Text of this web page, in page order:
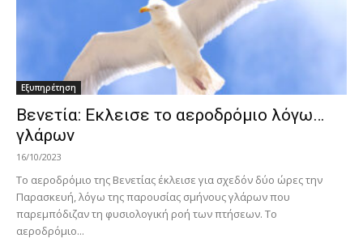
Εξυπηρέτηση
Βενετία: Εκλεισε το αεροδρόμιο λόγω…
γλάρων
16/10/2023
Το αεροδρόμιο της Βενετίας έκλεισε για σχεδόν δύο ώρες την
Παρασκευή, λόγω της παρουσίας σμήνους γλάρων που
παρεμπόδιζαν τη φυσιολογική ροή των πτήσεων. Το
αεροδρόμιο...